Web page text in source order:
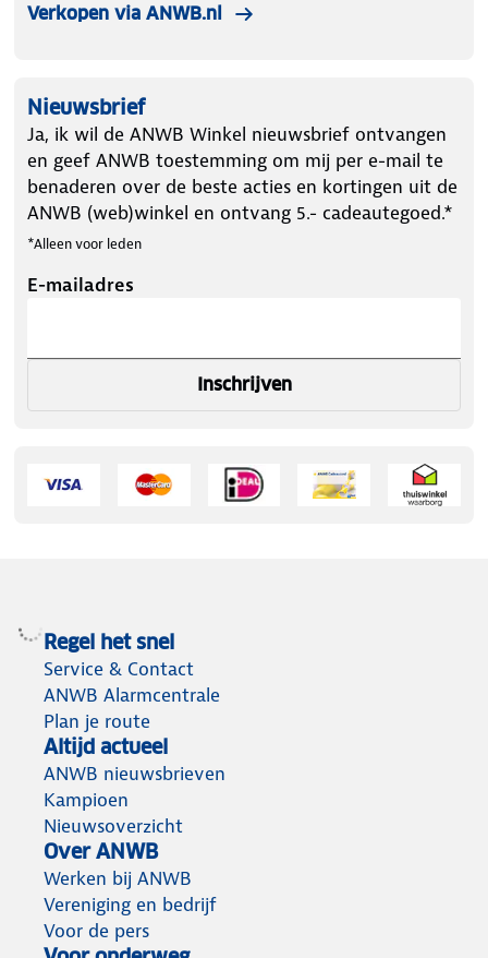
Verkopen via ANWB.nl
Nieuwsbrief
Ja, ik wil de ANWB Winkel nieuwsbrief ontvangen
en geef ANWB toestemming om mij per e-mail te
benaderen over de beste acties en kortingen uit de
ANWB (web)winkel en ontvang 5.- cadeautegoed.*
*Alleen voor leden
E-mailadres
Inschrijven
Regel het snel
Service & Contact
ANWB Alarmcentrale
Plan je route
Altijd actueel
ANWB nieuwsbrieven
Kampioen
Nieuwsoverzicht
Over ANWB
Werken bij ANWB
Vereniging en bedrijf
Voor de pers